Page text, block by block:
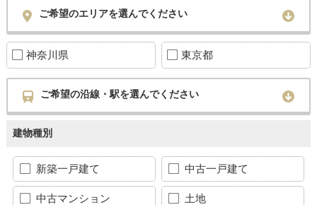
ご希望のエリアを選んでください
神奈川県 東京都
ご希望の沿線・駅を選んでください
建物種別
新築一戸建て 中古一戸建て
中古マンション 土地